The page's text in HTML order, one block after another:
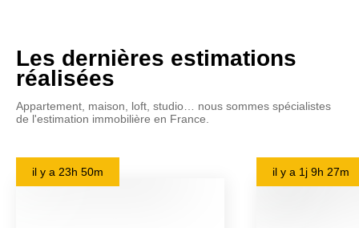
Les dernières estimations
réalisées
Appartement, maison, loft, studio… nous sommes spécialistes
de l'estimation immobilière en France.
il y a 23h 50m il y a 1j 9h 27m